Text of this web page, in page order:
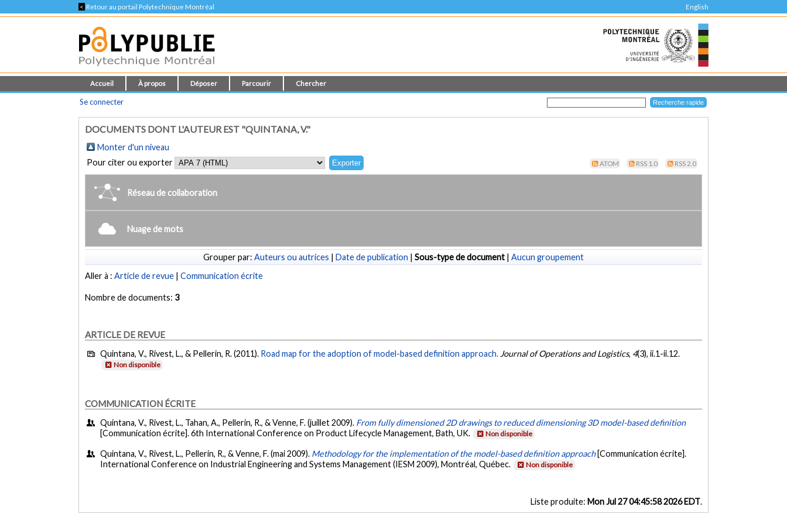
< Retour au portail Polytechnique Montréal English
Accueil À propos Déposer Parcourir Chercher
Se connecter
DOCUMENTS DONT L'AUTEUR EST "QUINTANA, V."
Monter d'un niveau
Pour citer ou exporter
ATOM RSS 1.0 RSS 2.0
Réseau de collaboration
Nuage de mots
Grouper par: Auteurs ou autrices | Date de publication | Sous-type de document | Aucun groupement
Aller à :Article de revue |Communication écrite
Nombre de documents: 3
ARTICLE DE REVUE
Quintana, V., Rivest, L., & Pellerin, R. (2011). Road map for the adoption of model-based definition approach. Journal of Operations and Logistics, 4(3), ii.1-ii.12.
Non disponible
COMMUNICATION ÉCRITE
Quintana, V., Rivest, L., Tahan, A., Pellerin, R., & Venne, F. (juillet 2009). From fully dimensioned 2D drawings to reduced dimensioning 3D model-based definition
[Communication écrite]. 6th International Conference on Product Lifecycle Management, Bath, UK.
Non disponible
Quintana, V., Rivest, L., Pellerin, R., & Venne, F. (mai 2009). Methodology for the implementation of the model-based definition approach [Communication écrite].
International Conference on Industrial Engineering and Systems Management (IESM 2009), Montréal, Québec.
Non disponible
Liste produite: Mon Jul 27 04:45:58 2026 EDT.